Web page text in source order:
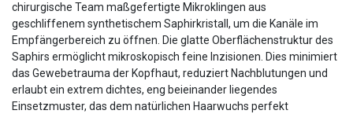
chirurgische Team maßgefertigte Mikroklingen aus
geschliffenem synthetischem Saphirkristall, um die Kanäle im
Empfängerbereich zu öffnen. Die glatte Oberflächenstruktur des
Saphirs ermöglicht mikroskopisch feine Inzisionen. Dies minimiert
das Gewebetrauma der Kopfhaut, reduziert Nachblutungen und
erlaubt ein extrem dichtes, eng beieinander liegendes
Einsetzmuster, das dem natürlichen Haarwuchs perfekt